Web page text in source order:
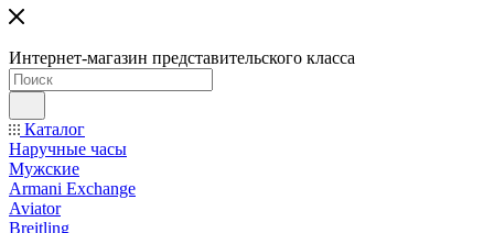
Интернет-магазин представительского класса
Каталог
Наручные часы
Мужские
Armani Exchange
Aviator
Breitling